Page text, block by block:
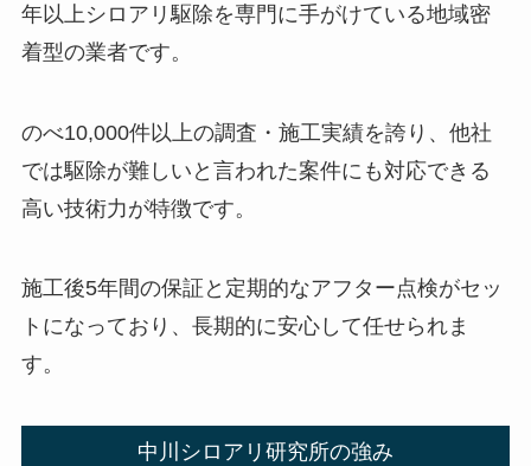
年以上シロアリ駆除を専門に手がけている地域密
着型の業者です。
のべ10,000件以上の調査・施工実績を誇り、他社
では駆除が難しいと言われた案件にも対応できる
高い技術力が特徴です。
施工後5年間の保証と定期的なアフター点検がセッ
トになっており、長期的に安心して任せられま
す。
中川シロアリ研究所の強み